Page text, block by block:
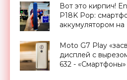
Вот это кирпич!
P18K Pop:
аккумулятором
Moto G7 Play
дисплей с
632 - «Смартфоны»